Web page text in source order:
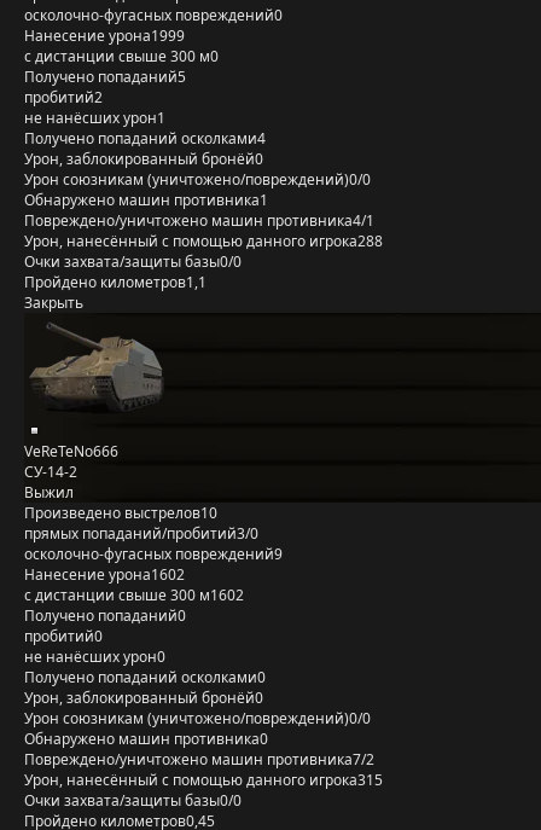
осколочно-фугасных повреждений0
Нанесение урона1999
с дистанции свыше 300 м0
Получено попаданий5
пробитий2
не нанёсших урон1
Получено попаданий осколками4
Урон, заблокированный бронёй0
Урон союзникам (уничтожено/повреждений)0/0
Обнаружено машин противника1
Повреждено/уничтожено машин противника4/1
Урон, нанесённый с помощью данного игрока288
Очки захвата/защиты базы0/0
Пройдено километров1,1
Закрыть
VeReTeNo666
СУ-14-2
Выжил
Произведено выстрелов10
прямых попаданий/пробитий3/0
осколочно-фугасных повреждений9
Нанесение урона1602
с дистанции свыше 300 м1602
Получено попаданий0
пробитий0
не нанёсших урон0
Получено попаданий осколками0
Урон, заблокированный бронёй0
Урон союзникам (уничтожено/повреждений)0/0
Обнаружено машин противника0
Повреждено/уничтожено машин противника7/2
Урон, нанесённый с помощью данного игрока315
Очки захвата/защиты базы0/0
Пройдено километров0,45